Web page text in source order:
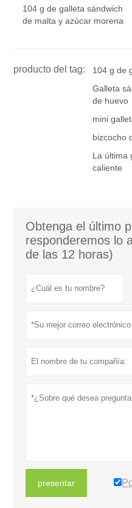
104 g de galleta sándwich
de malta y azúcar morena
producto del tag:
104 g de
Galleta
de huevo
mini
bizcocho
La última
caliente
Obtenga el último
responderemos lo
de las 12 horas)
presentar